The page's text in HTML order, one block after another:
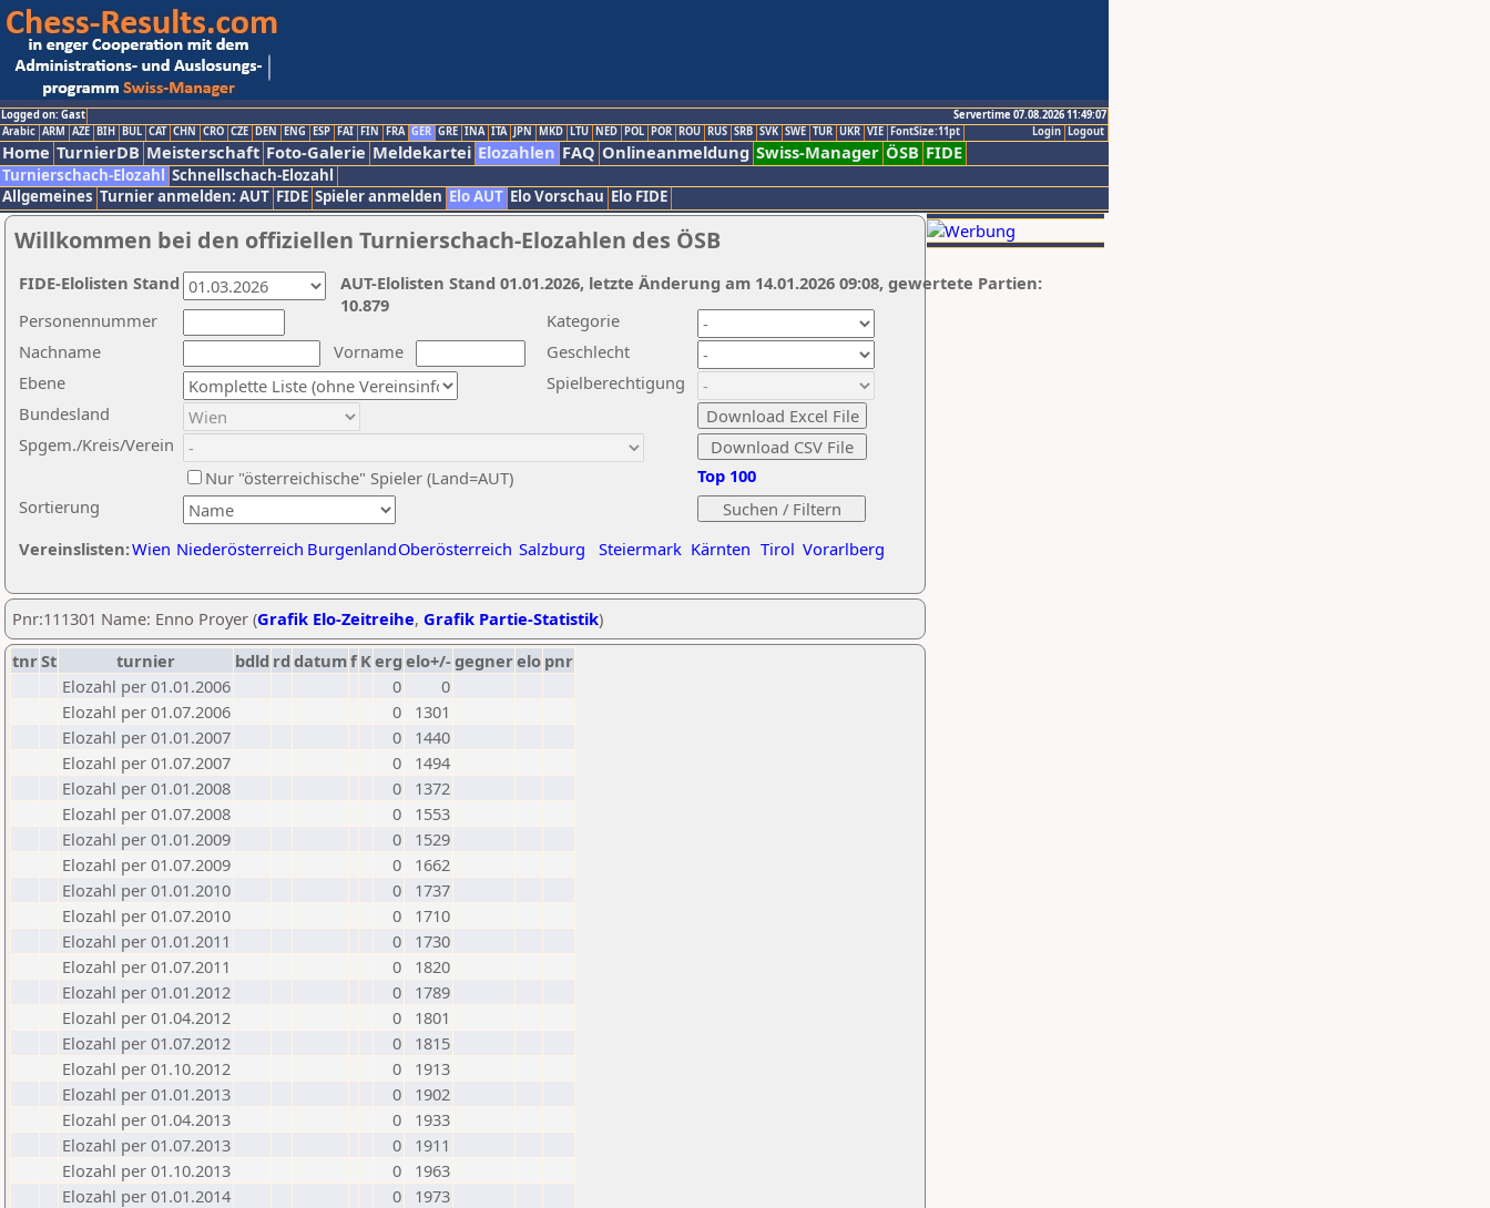
Logged on: Gast
Servertime 07.08.2026 11:49:07
Logout
Login
Arabic ARM AZE BIH BUL CAT CHN CRO CZE DEN ENG ESP FAI FIN FRA GER GRE INA ITA JPN MKD LTU NED POL POR ROU RUS SRB SVK SWE TUR UKR VIE FontSize:11pt
Home TurnierDB Meisterschaft Foto-Galerie Meldekartei Elozahlen FAQ Onlineanmeldung Swiss-Manager ÖSB FIDE
Turnierschach-Elozahl Schnellschach-Elozahl
Allgemeines Turnier anmelden: AUT FIDE Spieler anmelden Elo AUT Elo Vorschau Elo FIDE
Willkommen bei den offiziellen Turnierschach-Elozahlen des ÖSB
Nachname
Vorname
Ebene
Kategorie
Sortierung
Personennummer
Bundesland
Spgem./Kreis/Verein
Geschlecht
Nur "österreichische" Spieler (Land=AUT)
Spielberechtigung
Vereinslisten:Wien Niederösterreich BurgenlandOberösterreich Salzburg Steiermark Kärnten Tirol Vorarlberg
Top 100
AUT-Elolisten Stand 01.01.2026, letzte Änderung am 14.01.2026 09:08, gewertete Partien:
10.879
FIDE-Elolisten Stand
Pnr:111301 Name: Enno Proyer (Grafik Elo-Zeitreihe, Grafik Partie-Statistik)
tnrSt turnier bdld rd datumf Kerg elo+/-gegnerelo pnr
Elozahl per 01.01.2006
0
0
Elozahl per 01.07.2006
0
1301
Elozahl per 01.01.2007
0
1440
Elozahl per 01.07.2007
0
1494
Elozahl per 01.01.2008
0
1372
Elozahl per 01.07.2008
0
1553
Elozahl per 01.01.2009
0
1529
Elozahl per 01.07.2009
0
1662
Elozahl per 01.01.2010
0
1737
Elozahl per 01.07.2010
0
1710
Elozahl per 01.01.2011
0
1730
Elozahl per 01.07.2011
0
1820
Elozahl per 01.01.2012
0
1789
Elozahl per 01.04.2012
0
1801
Elozahl per 01.07.2012
0
1815
Elozahl per 01.10.2012
0
1913
Elozahl per 01.01.2013
0
1902
Elozahl per 01.04.2013
0
1933
Elozahl per 01.07.2013
0
1911
Elozahl per 01.10.2013
0
1963
Elozahl per 01.01.2014
0
1973